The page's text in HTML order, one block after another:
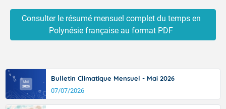
Accéder au site de Météo-France
Consulter le résumé mensuel complet du temps en
Polynésie française au format PDF
Bulletin Climatique Mensuel - Mai 2026
07/07/2026